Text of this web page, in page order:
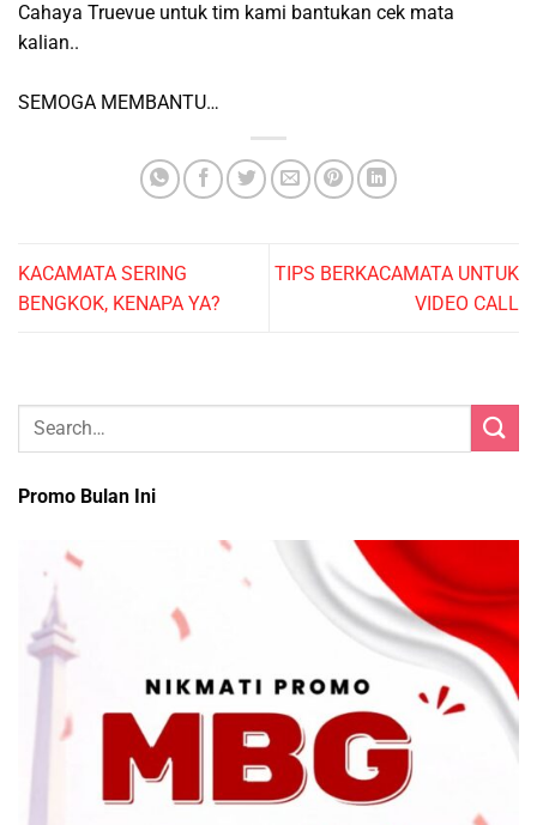
Cahaya Truevue untuk tim kami bantukan cek mata
kalian..
SEMOGA MEMBANTU…
KACAMATA SERING
BENGKOK, KENAPA YA?
TIPS BERKACAMATA UNTUK
VIDEO CALL
Promo Bulan Ini